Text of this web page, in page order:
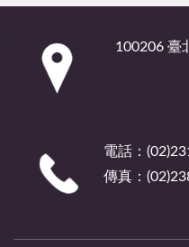
100206 臺
電話：
傳真：